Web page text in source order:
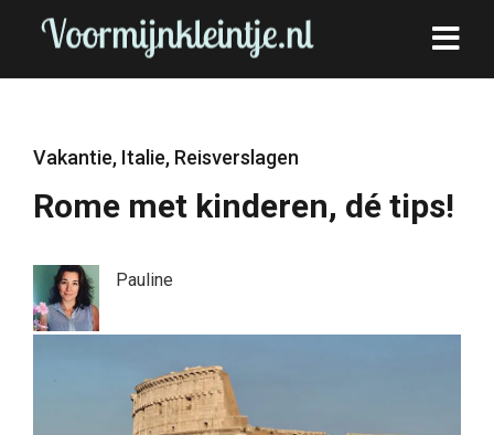
Vakantie, Italie, Reisverslagen
Rome met kinderen, dé tips!
Pauline